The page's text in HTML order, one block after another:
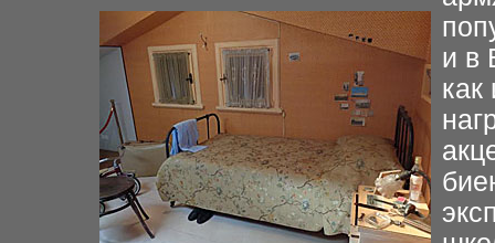
и в
как